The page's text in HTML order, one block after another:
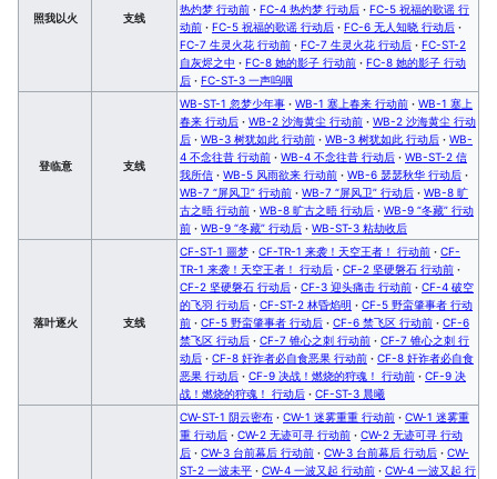
照我以火 支线
热灼梦 行动前 · FC-4 热灼梦 行动后 · FC-5 祝福的歌谣 行
动前 · FC-5 祝福的歌谣 行动后 · FC-6 无人知晓 行动后 ·
FC-7 生灵火花 行动前 · FC-7 生灵火花 行动后 · FC-ST-2
自灰烬之中 · FC-8 她的影子 行动前 · FC-8 她的影子 行动
后 · FC-ST-3 一声呜咽
登临意 支线
WB-ST-1 忽梦少年事 · WB-1 塞上春来 行动前 · WB-1 塞上
春来 行动后 · WB-2 沙海黄尘 行动前 · WB-2 沙海黄尘 行动
后 · WB-3 树犹如此 行动前 · WB-3 树犹如此 行动后 · WB-
4 不念往昔 行动前 · WB-4 不念往昔 行动后 · WB-ST-2 信
我所信 · WB-5 风雨欲来 行动前 · WB-6 瑟瑟秋华 行动后 ·
WB-7 “屏风卫” 行动前 · WB-7 “屏风卫” 行动后 · WB-8 旷
古之晤 行动前 · WB-8 旷古之晤 行动后 · WB-9 “冬藏” 行动
前 · WB-9 “冬藏” 行动后 · WB-ST-3 粘劫收后
落叶逐火 支线
CF-ST-1 噩梦 · CF-TR-1 来袭！天空王者！ 行动前 · CF-
TR-1 来袭！天空王者！ 行动后 · CF-2 坚硬磐石 行动前 ·
CF-2 坚硬磐石 行动后 · CF-3 迎头痛击 行动前 · CF-4 破空
的飞羽 行动后 · CF-ST-2 林昏焰明 · CF-5 野蛮肇事者 行动
前 · CF-5 野蛮肇事者 行动后 · CF-6 禁飞区 行动前 · CF-6
禁飞区 行动后 · CF-7 锥心之刺 行动前 · CF-7 锥心之刺 行
动后 · CF-8 奸诈者必自食恶果 行动前 · CF-8 奸诈者必自食
恶果 行动后 · CF-9 决战！燃烧的狩魂！ 行动前 · CF-9 决
战！燃烧的狩魂！ 行动后 · CF-ST-3 晨曦
CW-ST-1 阴云密布 · CW-1 迷雾重重 行动前 · CW-1 迷雾重
重 行动后 · CW-2 无迹可寻 行动前 · CW-2 无迹可寻 行动
后 · CW-3 台前幕后 行动前 · CW-3 台前幕后 行动后 · CW-
ST-2 一波未平 · CW-4 一波又起 行动前 · CW-4 一波又起 行